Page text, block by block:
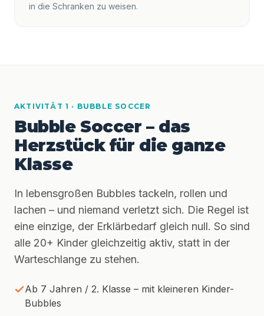
in die Schranken zu weisen.
AKTIVITÄT 1 · BUBBLE SOCCER
Bubble Soccer – das
Herzstück für die ganze
Klasse
In lebensgroßen Bubbles tackeln, rollen und
lachen – und niemand verletzt sich. Die Regel ist
eine einzige, der Erklärbedarf gleich null. So sind
alle 20+ Kinder gleichzeitig aktiv, statt in der
Warteschlange zu stehen.
Ab 7 Jahren / 2. Klasse – mit kleineren Kinder-
Bubbles